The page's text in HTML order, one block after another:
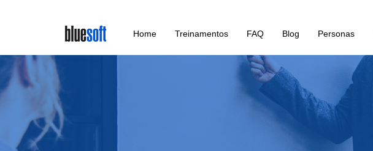
main
content
Home Treinamentos FAQ Blog Personas